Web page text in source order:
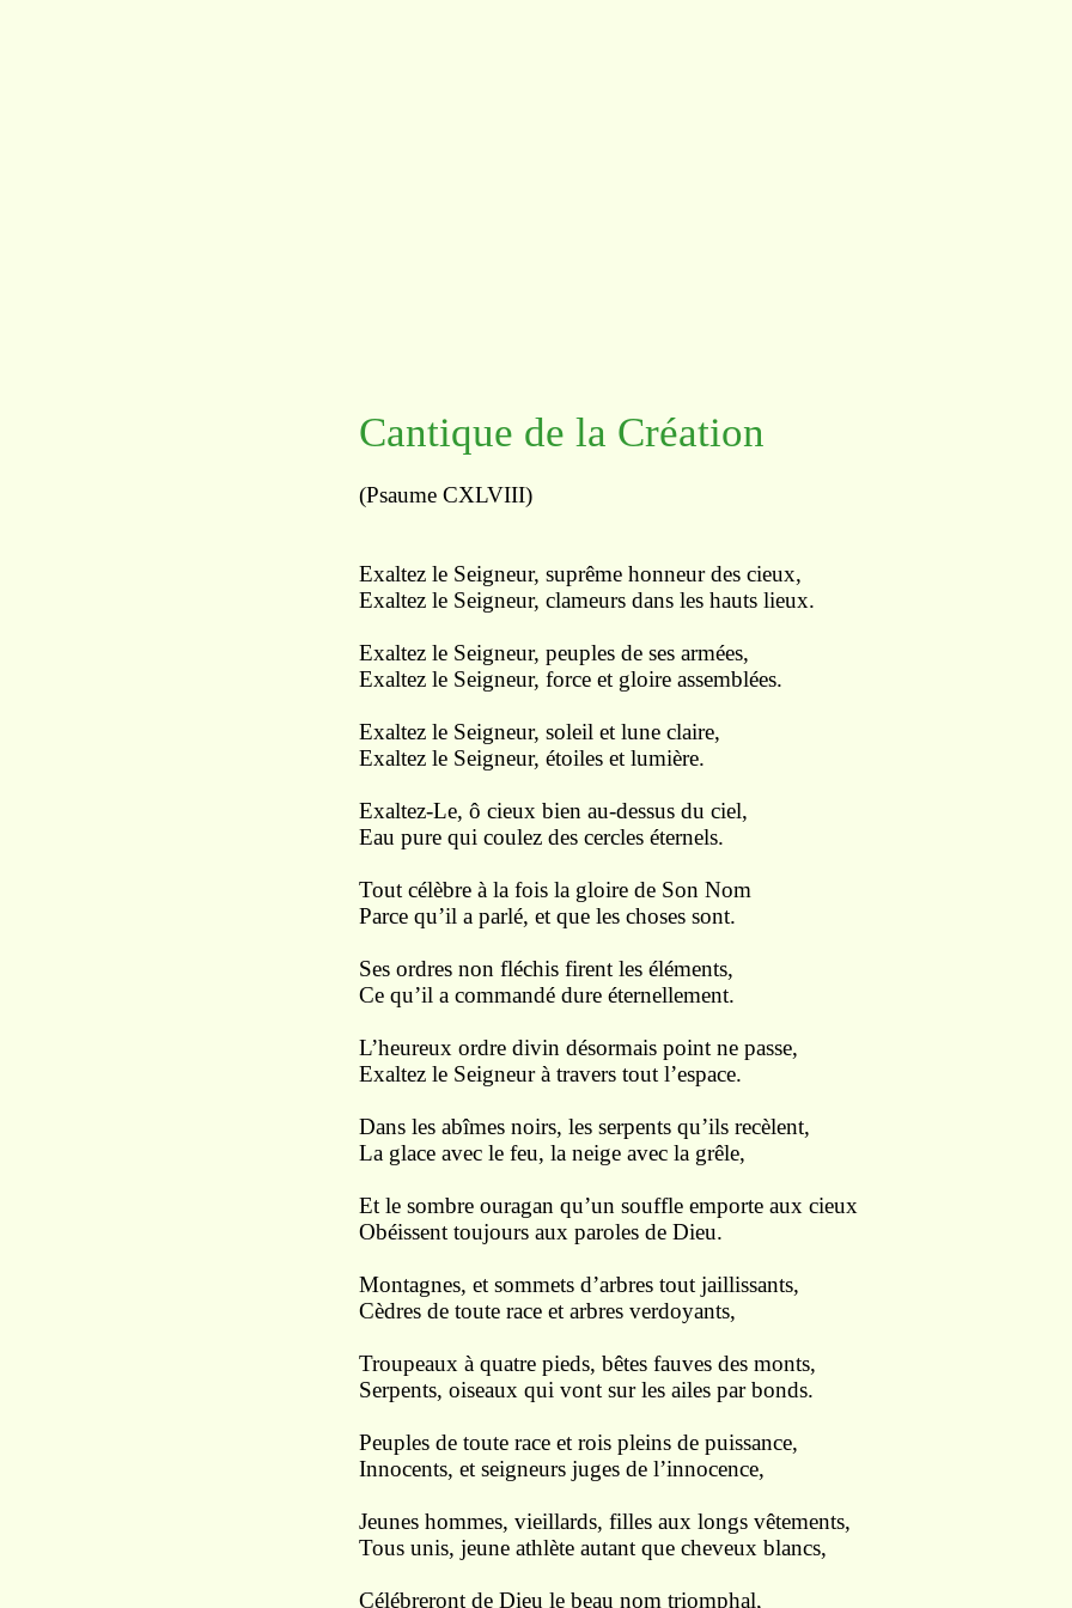
Cantique de la Création
(Psaume CXLVIII)
Exaltez le Seigneur, suprême honneur des cieux,
Exaltez le Seigneur, clameurs dans les hauts lieux.
Exaltez le Seigneur, peuples de ses armées,
Exaltez le Seigneur, force et gloire assemblées.
Exaltez le Seigneur, soleil et lune claire,
Exaltez le Seigneur, étoiles et lumière.
Exaltez-Le, ô cieux bien au-dessus du ciel,
Eau pure qui coulez des cercles éternels.
Tout célèbre à la fois la gloire de Son Nom
Parce qu’il a parlé, et que les choses sont.
Ses ordres non fléchis firent les éléments,
Ce qu’il a commandé dure éternellement.
L’heureux ordre divin désormais point ne passe,
Exaltez le Seigneur à travers tout l’espace.
Dans les abîmes noirs, les serpents qu’ils recèlent,
La glace avec le feu, la neige avec la grêle,
Et le sombre ouragan qu’un souffle emporte aux cieux
Obéissent toujours aux paroles de Dieu.
Montagnes, et sommets d’arbres tout jaillissants,
Cèdres de toute race et arbres verdoyants,
Troupeaux à quatre pieds, bêtes fauves des monts,
Serpents, oiseaux qui vont sur les ailes par bonds.
Peuples de toute race et rois pleins de puissance,
Innocents, et seigneurs juges de l’innocence,
Jeunes hommes, vieillards, filles aux longs vêtements,
Tous unis, jeune athlète autant que cheveux blancs,
Célébreront de Dieu le beau nom triomphal,